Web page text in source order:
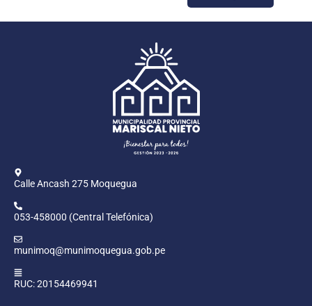
Calle Ancash 275 Moquegua
053-458000 (Central Telefónica)
munimoq@munimoquegua.gob.pe
RUC: 20154469941